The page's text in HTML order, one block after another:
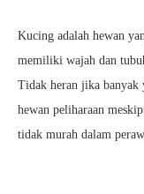
Kucing adalah hewan
memiliki wajah dan
Tidak heran jika banyak
hewan peliharaan
tidak murah dalam